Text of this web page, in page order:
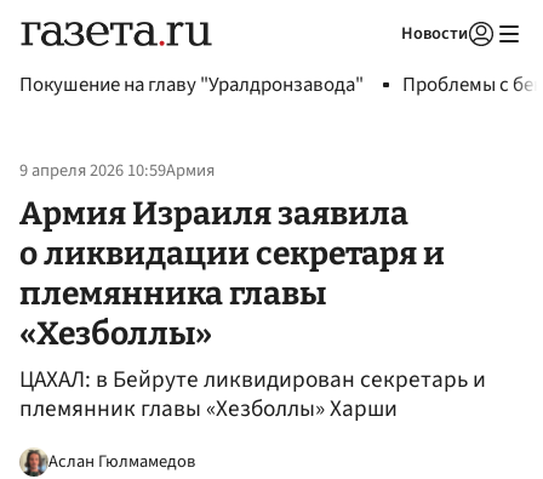
Новости
Покушение на главу "Уралдронзавода" Проблемы с
9 апреля 2026 10:59Армия
Армия Израиля заявила
о ликвидации секретаря и
племянника главы
«Хезболлы»
ЦАХАЛ: в Бейруте ликвидирован секретарь и
племянник главы «Хезболлы» Харши
Аслан Гюлмамедов